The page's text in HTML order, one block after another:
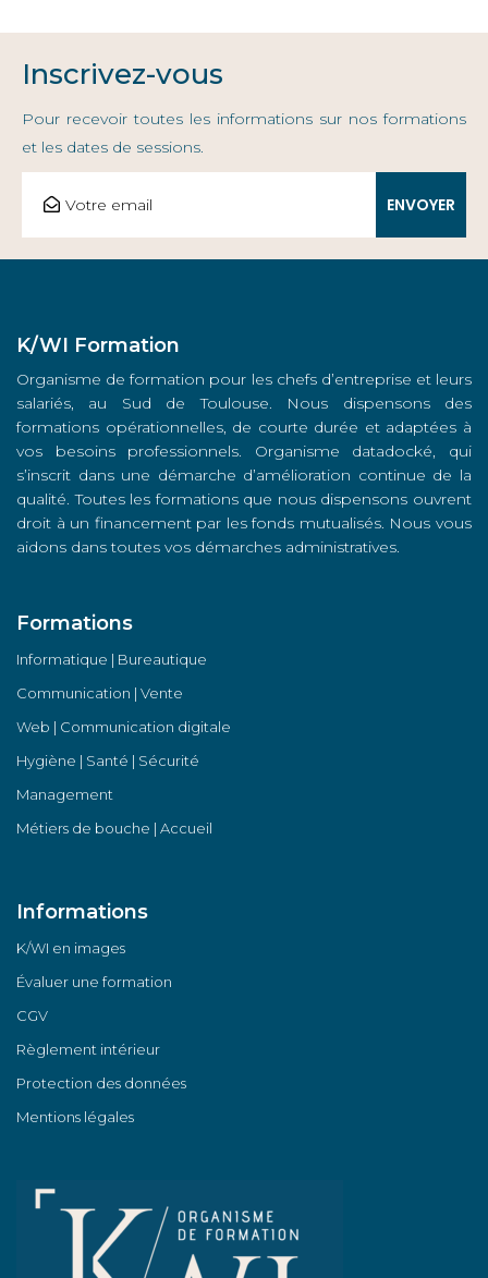
Inscrivez-vous
Pour recevoir toutes les informations sur nos formations
et les dates de sessions.
K/WI Formation
Organisme de formation pour les chefs d’entreprise et leurs
salariés, au Sud de Toulouse. Nous dispensons des
formations opérationnelles, de courte durée et adaptées à
vos besoins professionnels. Organisme datadocké, qui
s’inscrit dans une démarche d’amélioration continue de la
qualité. Toutes les formations que nous dispensons ouvrent
droit à un financement par les fonds mutualisés. Nous vous
aidons dans toutes vos démarches administratives.
Formations
Informatique | Bureautique
Communication | Vente
Web | Communication digitale
Hygiène | Santé | Sécurité
Management
Métiers de bouche | Accueil
Informations
K/WI en images
Évaluer une formation
CGV
Règlement intérieur
Protection des données
Mentions légales